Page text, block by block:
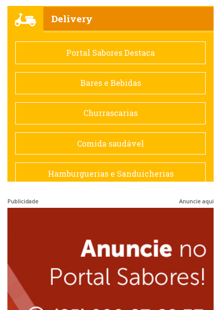
Comida saudável
Contemporânea
Doceria
Espanhola
Francesa
Japonesa e Oriental
Lanchonetes
Delivery
Portal Sabores Destaca
Bares e Bebidas
Churrascarias
Comida saudável
Hamburguerias e Sanduicherias
Publicidade Anuncie aqui